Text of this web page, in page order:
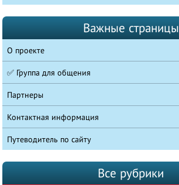
Важные страницы
О проекте
✅ Группа для общения
Партнеры
Контактная информация
Путеводитель по сайту
Все рубрики